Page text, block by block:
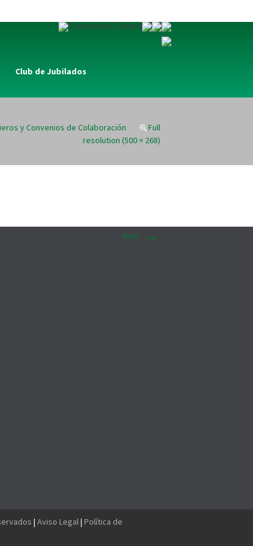
Consultar Correo
Club de Jubilados
y Convenios de Colaboración
Full
resolution (500 × 268)
Next→
| Aviso Legal| Política de